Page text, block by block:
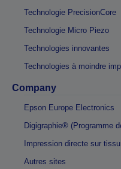
Technologie PrecisionCore
Technologie Micro Piezo
Technologies innovantes
Technologies à moindre
Company
Epson Europe Electronics
Digigraphie® (Programme
Impression directe sur tissu
Autres sites